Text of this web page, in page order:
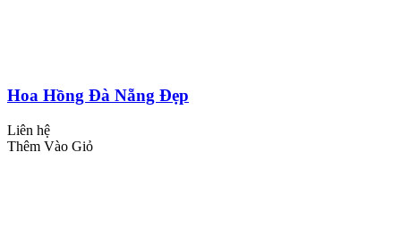
Hoa Hồng Đà Nẵng Đẹp
Liên hệ
Thêm Vào Giỏ